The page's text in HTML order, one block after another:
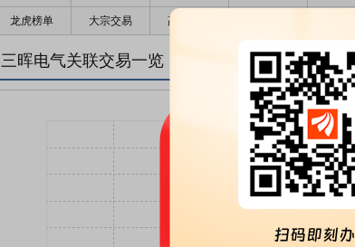
龙虎榜单 大宗交易 高管持股
三晖电气关联交易一览